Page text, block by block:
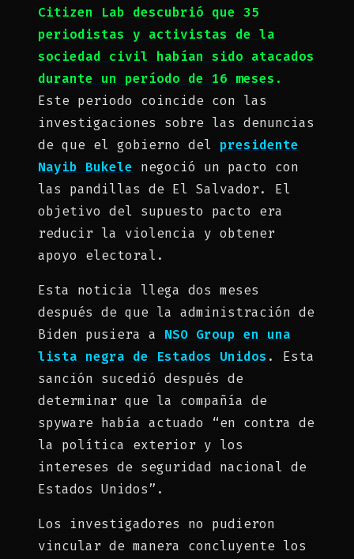
Citizen Lab descubrió que 35
periodistas y activistas de la
sociedad civil habían sido atacados
durante un período de 16 meses .
Este periodo coincide con las
investigaciones sobre las denuncias
de que el gobierno del presidente
Nayib Bukele negoció un pacto con
las pandillas de El Salvador. El
objetivo del supuesto pacto era
reducir la violencia y obtener
apoyo electoral.
Esta noticia llega dos meses
después de que la administración de
Biden pusiera a NSO Group en una
lista negra de Estados Unidos . Esta
sanción sucedió después de
determinar que la compañía de
spyware había actuado “en contra de
la política exterior y los
intereses de seguridad nacional de
Estados Unidos”.
Los investigadores no pudieron
vincular de manera concluyente los